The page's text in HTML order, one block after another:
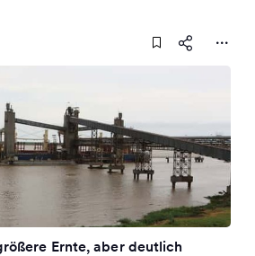
Ernte, aber deutlich